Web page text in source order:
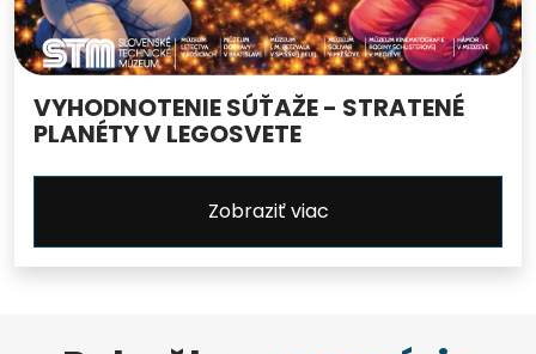
VYHODNOTENIE SÚŤAŽE - STRATENÉ
PLANÉTY V LEGOSVETE
Zobraziť viac